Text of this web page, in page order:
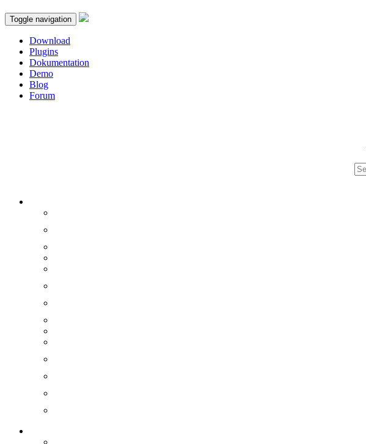
Toggle navigation
Download
Plugins
Dokumentation
Demo
Blog
Forum